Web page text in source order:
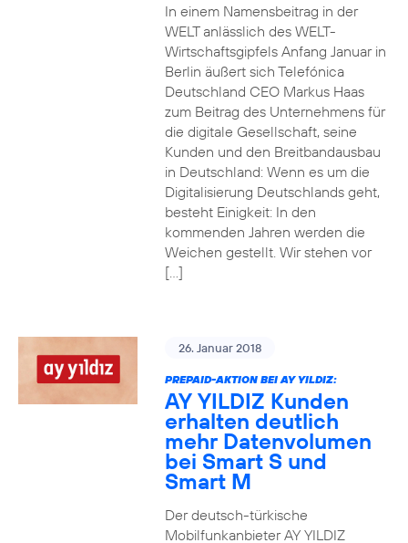
In einem Namensbeitrag in der
WELT anlässlich des WELT-
Wirtschaftsgipfels Anfang Januar in
Berlin äußert sich Telefónica
Deutschland CEO Markus Haas
zum Beitrag des Unternehmens für
die digitale Gesellschaft, seine
Kunden und den Breitbandausbau
in Deutschland: Wenn es um die
Digitalisierung Deutschlands geht,
besteht Einigkeit: In den
kommenden Jahren werden die
Weichen gestellt. Wir stehen vor
[…]
26. Januar 2018
PREPAID-AKTION BEI AY YILDIZ:
AY YILDIZ Kunden
erhalten deutlich
mehr Datenvolumen
bei Smart S und
Smart M
Der deutsch-türkische
Mobilfunkanbieter AY YILDIZ